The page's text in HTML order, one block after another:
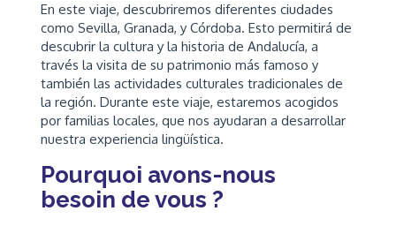
En este viaje, descubriremos diferentes ciudades
como Sevilla, Granada, y Córdoba. Esto permitirá de
descubrir la cultura y la historia de Andalucía, a
través la visita de su patrimonio más famoso y
también las actividades culturales tradicionales de
la región. Durante este viaje, estaremos acogidos
por familias locales, que nos ayudaran a desarrollar
nuestra experiencia lingüística.
Pourquoi avons-nous
besoin de vous ?